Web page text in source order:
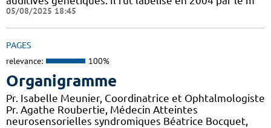
05/08/2025 18:45
PAGES
relevance: 100%
Organigramme
Pr. Isabelle Meunier, Coordinatrice et Ophtalmologiste
Pr. Agathe Roubertie, Médecin Atteintes
neurosensorielles syndromiques Béatrice Bocquet,